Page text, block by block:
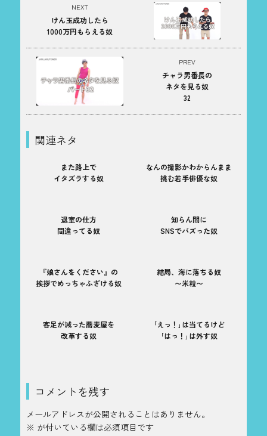
PREV
チャラ男番長の
ネタを見る奴
32
NEXT
けん玉成功したら
1000万円もらえる奴
関連ネタ
また路上で
イタズラする奴
なんの撮影かわからんまま
挑む若手俳優な奴
退室の仕方
間違ってる奴
知らん間に
SNSでバズった奴
『娘さんをください』の
挨拶でめっちゃふざける奴
結局、海に落ちる奴
〜米粒〜
客足が減った蕎麦屋を
改革する奴
｢えっ！｣は当てるけど
｢はっ！｣は外す奴
コメントを残す
メールアドレスが公開されることはありません。
※ が付いている欄は必須項目です